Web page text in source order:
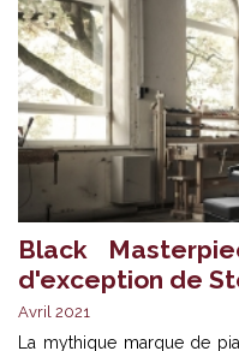
Black
d'exception de
Avril 2021
La mythique marque de